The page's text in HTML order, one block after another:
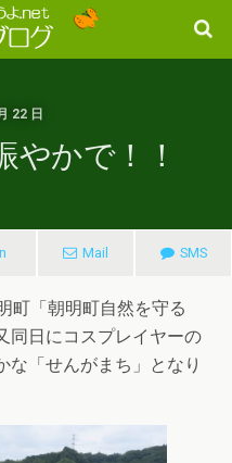
22 日
やかで！！
Mail SMS
町「朝明町自然を守る
同日にコスプレイヤーの
な「せんがまち」となり